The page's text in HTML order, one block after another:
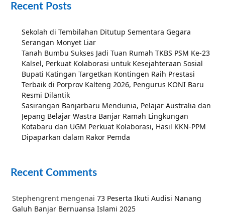
Recent Posts
Sekolah di Tembilahan Ditutup Sementara Gegara
Serangan Monyet Liar
Tanah Bumbu Sukses Jadi Tuan Rumah TKBS PSM Ke-23
Kalsel, Perkuat Kolaborasi untuk Kesejahteraan Sosial
Bupati Katingan Targetkan Kontingen Raih Prestasi
Terbaik di Porprov Kalteng 2026, Pengurus KONI Baru
Resmi Dilantik
Sasirangan Banjarbaru Mendunia, Pelajar Australia dan
Jepang Belajar Wastra Banjar Ramah Lingkungan
Kotabaru dan UGM Perkuat Kolaborasi, Hasil KKN-PPM
Dipaparkan dalam Rakor Pemda
Recent Comments
Stephengrent mengenai 73 Peserta Ikuti Audisi Nanang
Galuh Banjar Bernuansa Islami 2025